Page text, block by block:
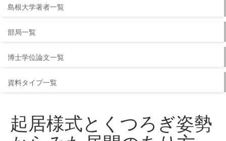
島根大学著者一覧
部局一覧
博士学位論文一覧
資料タイプ一覧
起居様式とくつろぎ姿勢